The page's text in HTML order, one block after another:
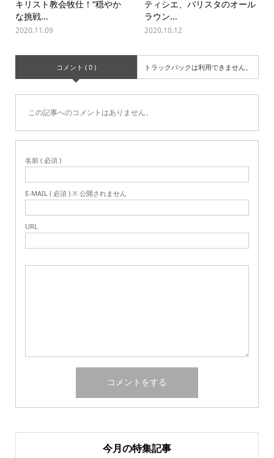
キリスト教会牧仕！“穏やか
な挑戦...
2020.11.09
ティシエ、バリスタのオール
ラウン...
2020.10.12
コメント ( 0 ) トラックバックは利用できません。
この記事へのコメントはありません。
名前 ( 必須 )
E-MAIL ( 必須 ) ※ 公開されません
URL
今月の特集記事